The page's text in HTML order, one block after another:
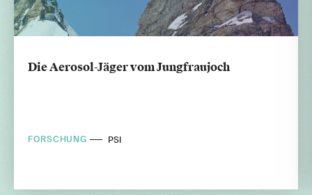
Die Aerosol-Jäger vom Jungfraujoch
FORSCHUNG PSI